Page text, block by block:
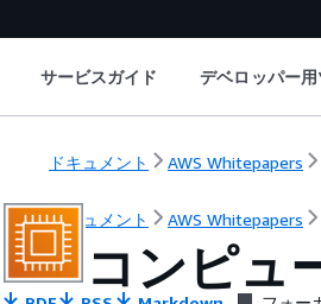
サービスガイド デベロッパー
ドキュメント AWS Whitepapers
ドキュメント AWS Whitepapers
コンピュ